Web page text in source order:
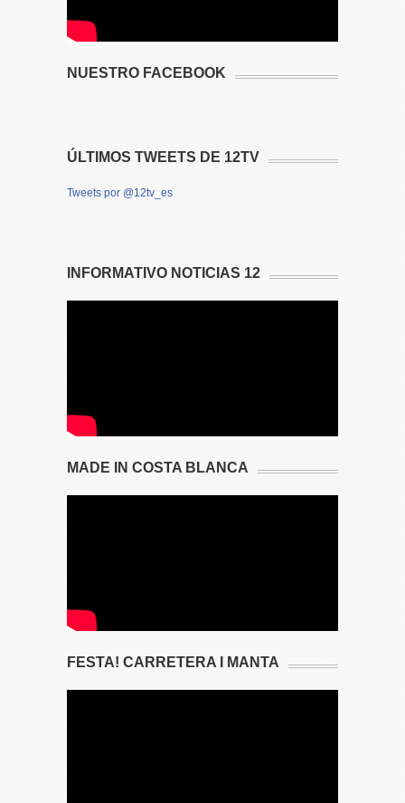
NUESTRO FACEBOOK
ÚLTIMOS TWEETS DE 12TV
Tweets por @12tv_es
INFORMATIVO NOTICIAS 12
MADE IN COSTA BLANCA
FESTA! CARRETERA I MANTA